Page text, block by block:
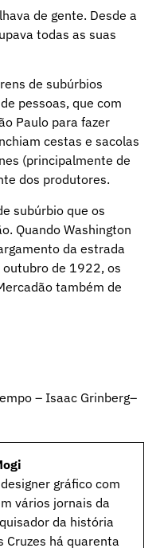
de gente. Desde a
todas as suas
de subúrbios
pessoas, que com
Paulo para fazer
cestas e sacolas
(principalmente de
dos produtores.
subúrbio que os
Quando Washington
da estrada
outubro de 1922, os
também de
– Isaac Grinberg–
gráfico com
vários jornais da
da história
Cruzes há quarenta